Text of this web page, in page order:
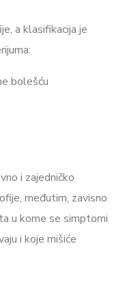
a klasifikacija je
bolešću
i zajedničko
međutim, zavisno
u kome se simptomi
i koje mišiće